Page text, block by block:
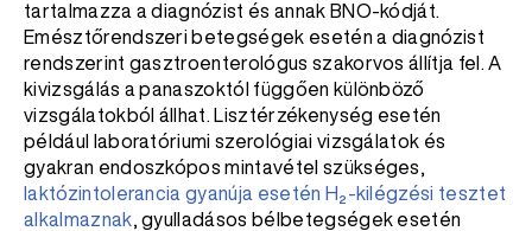
tartalmazza a diagnózist és annak BNO-kódját.
Emésztőrendszeri betegségek esetén a diagnózist
rendszerint gasztroenterológus szakorvos állítja fel. A
kivizsgálás a panaszoktól függően különböző
vizsgálatokból állhat. Lisztérzékenység esetén
például laboratóriumi szerológiai vizsgálatok és
gyakran endoszkópos mintavétel szükséges,
laktózintolerancia gyanúja esetén H₂-kilégzési tesztet
alkalmaznak, gyulladásos bélbetegségek esetén